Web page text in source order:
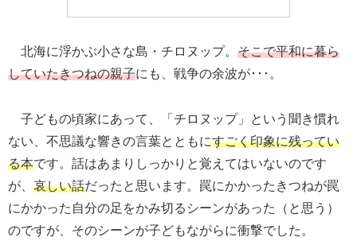
北海に浮かぶ小さな島・チロヌップ。 そこで平和に暮ら
していたきつねの親子にも、戦争の余波が･･･。
子どもの頃家にあって、「チロヌップ」という聞き慣れ
ない、不思議な響きの言葉とともにすごく印象に残ってい
る本です。話はあまりしっかりと覚えてはいないのです
が、 哀しい話だったと思います。罠にかかったきつねが罠
にかかった自分の足をかみ切るシーンがあった（と思う）
のですが、そのシーンが子どもながらに衝撃でした。